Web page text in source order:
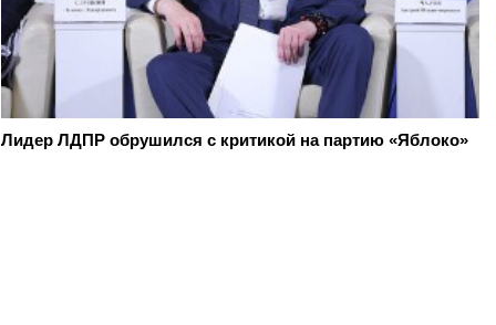
Лидер ЛДПР обрушился с критикой на партию «Яблоко»